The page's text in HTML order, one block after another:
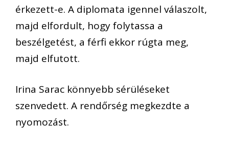
érkezett-e. A diplomata igennel válaszolt,
majd elfordult, hogy folytassa a
beszélgetést, a férfi ekkor rúgta meg,
majd elfutott.
Irina Sarac könnyebb sérüléseket
szenvedett. A rendőrség megkezdte a
nyomozást.